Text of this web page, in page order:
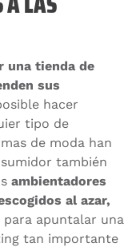
una tienda de
sus
hacer
tipo de
de moda han
también
ambientadores
al azar,
para apuntalar una
tan importante